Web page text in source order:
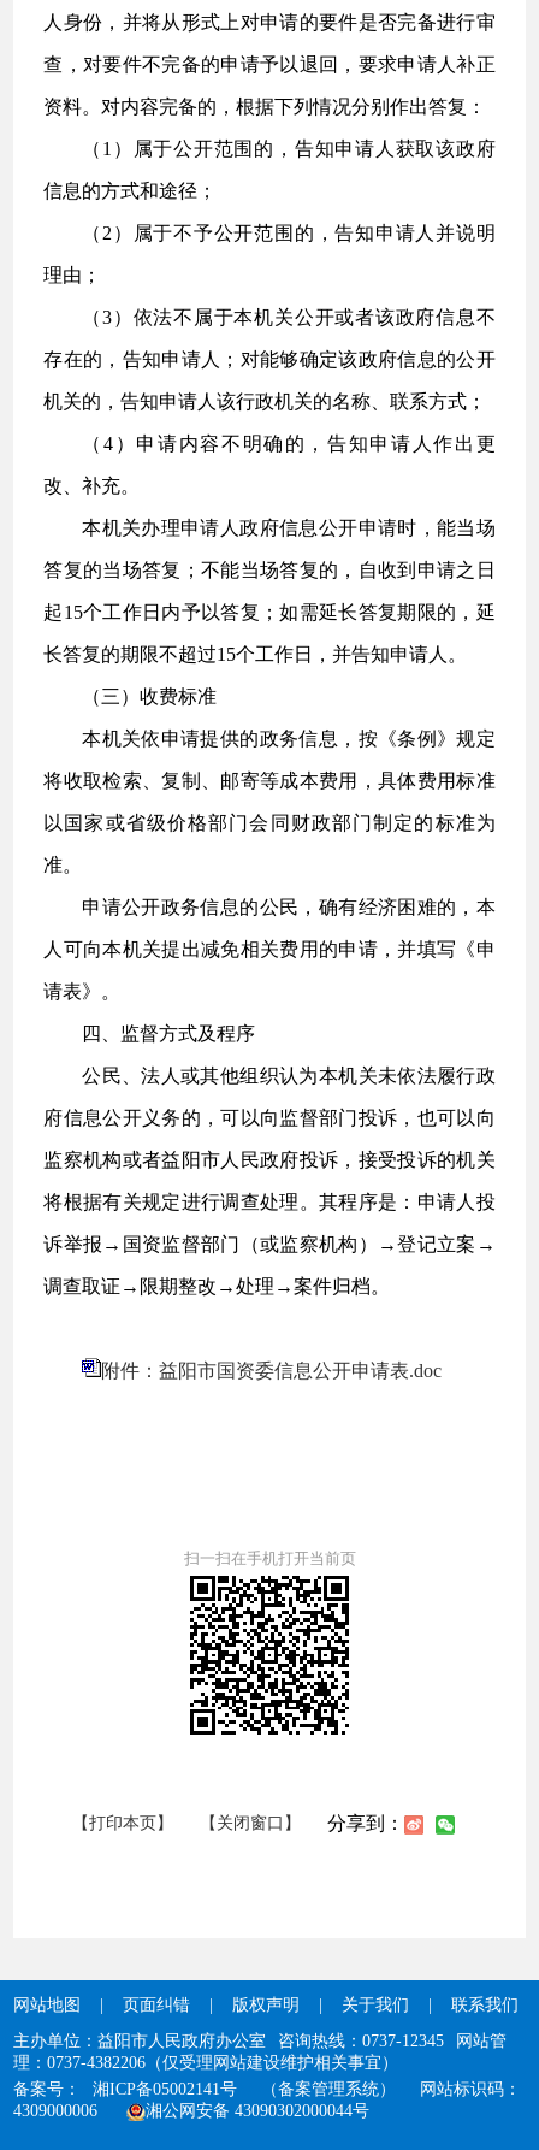
人身份，并将从形式上对申请的要件是否完备进行审
查，对要件不完备的申请予以退回，要求申请人补正
资料。对内容完备的，根据下列情况分别作出答复：
（1）属于公开范围的，告知申请人获取该政府
信息的方式和途径；
（2）属于不予公开范围的，告知申请人并说明
理由；
（3）依法不属于本机关公开或者该政府信息不
存在的，告知申请人；对能够确定该政府信息的公开
机关的，告知申请人该行政机关的名称、联系方式；
（4）申请内容不明确的，告知申请人作出更
改、补充。
本机关办理申请人政府信息公开申请时，能当场
答复的当场答复；不能当场答复的，自收到申请之日
起15个工作日内予以答复；如需延长答复期限的，延
长答复的期限不超过15个工作日，并告知申请人。
（三）收费标准
本机关依申请提供的政务信息，按《条例》规定
将收取检索、复制、邮寄等成本费用，具体费用标准
以国家或省级价格部门会同财政部门制定的标准为
准。
申请公开政务信息的公民，确有经济困难的，本
人可向本机关提出减免相关费用的申请，并填写《申
请表》。
四、监督方式及程序
公民、法人或其他组织认为本机关未依法履行政
府信息公开义务的，可以向监督部门投诉，也可以向
监察机构或者益阳市人民政府投诉，接受投诉的机关
将根据有关规定进行调查处理。其程序是：申请人投
诉举报→国资监督部门（或监察机构）→登记立案→
调查取证→限期整改→处理→案件归档。
附件：益阳市国资委信息公开申请表.doc
扫一扫在手机打开当前页
【打印本页】 【关闭窗口】 分享到：
网站地图 页面纠错 版权声明 关于我们
联系我们
主办单位：益阳市人民政府办公室
咨询热线：0737-12345
网站管
理：0737-4382206（仅受理网站建设维护相关事宜）
备案号：
湘ICP备05002141号 （备案管理系统）
网站标识码：
4309000006
湘公网安备 43090302000044号